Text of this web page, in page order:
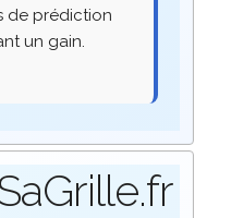
de prédiction
un gain.